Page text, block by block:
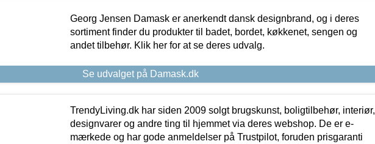
Georg Jensen Damask er anerkendt dansk designbrand, og i deres
sortiment finder du produkter til badet, bordet, køkkenet, sengen og
andet tilbehør. Klik her for at se deres udvalg.
Se udvalget på Damask.dk
TrendyLiving.dk har siden 2009 solgt brugskunst, boligtilbehør, interiør,
designvarer og andre ting til hjemmet via deres webshop. De er e-
mærkede og har gode anmeldelser på Trustpilot, foruden prisgaranti